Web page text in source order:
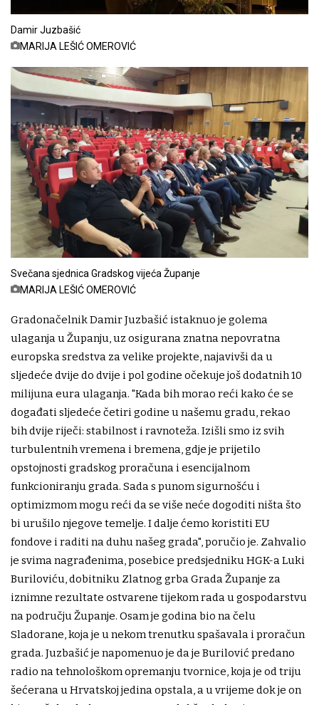
Damir Juzbašić
MARIJA LEŠIĆ OMEROVIĆ
Svečana sjednica Gradskog vijeća Županje
MARIJA LEŠIĆ OMEROVIĆ
Gradonačelnik Damir Juzbašić istaknuo je golema
ulaganja u Županju, uz osigurana znatna nepovratna
europska sredstva za velike projekte, najavivši da u
sljedeće dvije do dvije i pol godine očekuje još dodatnih 10
milijuna eura ulaganja. "Kada bih morao reći kako će se
događati sljedeće četiri godine u našemu gradu, rekao
bih dvije riječi: stabilnost i ravnoteža. Izišli smo iz svih
turbulentnih vremena i bremena, gdje je prijetilo
opstojnosti gradskog proračuna i esencijalnom
funkcioniranju grada. Sada s punom sigurnošću i
optimizmom mogu reći da se više neće dogoditi ništa što
bi urušilo njegove temelje. I dalje ćemo koristiti EU
fondove i raditi na duhu našeg grada", poručio je. Zahvalio
je svima nagrađenima, posebice predsjedniku HGK-a Luki
Buriloviću, dobitniku Zlatnog grba Grada Županje za
iznimne rezultate ostvarene tijekom rada u gospodarstvu
na području Županje. Osam je godina bio na čelu
Sladorane, koja je u nekom trenutku spašavala i proračun
grada. Juzbašić je napomenuo je da je Burilović predano
radio na tehnološkom opremanju tvornice, koja je od triju
šećerana u Hrvatskoj jedina opstala, a u vrijeme dok je on